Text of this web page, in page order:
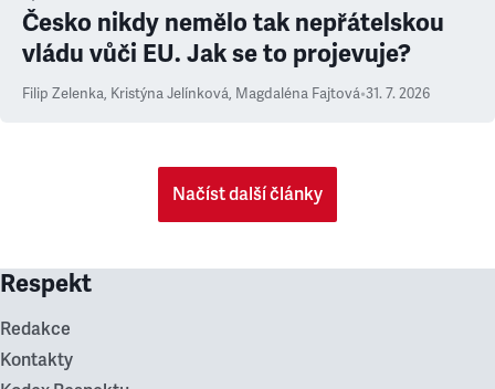
Česko nikdy nemělo tak nepřátelskou
vládu vůči EU. Jak se to projevuje?
Filip Zelenka, Kristýna Jelínková, Magdaléna Fajtová•31. 7. 2026
Načíst další články
Respekt
Redakce
Kontakty